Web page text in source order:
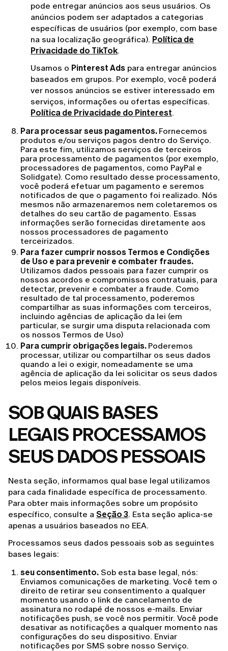
pode entregar anúncios aos seus usuários. Os
anúncios podem ser adaptados a categorias
específicas de usuários (por exemplo, com base
na sua localização geográfica). Política de
Privacidade do TikTok.
Usamos o Pinterest Ads para entregar anúncios
baseados em grupos. Por exemplo, você poderá
ver nossos anúncios se estiver interessado em
serviços, informações ou ofertas específicas.
Política de Privacidade do Pinterest.
Para processar seus pagamentos. Fornecemos
produtos e/ou serviços pagos dentro do Serviço.
Para este fim, utilizamos serviços de terceiros
para processamento de pagamentos (por exemplo,
processadores de pagamentos, como PayPal e
Solidgate). Como resultado desse processamento,
você poderá efetuar um pagamento e seremos
notificados de que o pagamento foi realizado. Nós
mesmos não armazenaremos nem coletaremos os
detalhes do seu cartão de pagamento. Essas
informações serão fornecidas diretamente aos
nossos processadores de pagamento
terceirizados.
Para fazer cumprir nossos Termos e Condições
de Uso e para prevenir e combater fraudes.
Utilizamos dados pessoais para fazer cumprir os
nossos acordos e compromissos contratuais, para
detectar, prevenir e combater a fraude. Como
resultado de tal processamento, poderemos
compartilhar as suas informações com terceiros,
incluindo agências de aplicação da lei (em
particular, se surgir uma disputa relacionada com
os nossos Termos de Uso)
Para cumprir obrigações legais. Poderemos
processar, utilizar ou compartilhar os seus dados
quando a lei o exigir, nomeadamente se uma
agência de aplicação da lei solicitar os seus dados
pelos meios legais disponíveis.
SOB QUAIS BASES
LEGAIS PROCESSAMOS
SEUS DADOS PESSOAIS
Nesta seção, informamos qual base legal utilizamos
para cada finalidade específica de processamento.
Para obter mais informações sobre um propósito
específico, consulte a Seção 3. Esta seção aplica-se
apenas a usuários baseados no EEA.
Processamos seus dados pessoais sob as seguintes
bases legais:
seu consentimento. Sob esta base legal, nós:
Enviamos comunicações de marketing. Você tem o
direito de retirar seu consentimento a qualquer
momento usando o link de cancelamento de
assinatura no rodapé de nossos e-mails. Enviar
notificações push, se você nos permitir. Você pode
desativar as notificações a qualquer momento nas
configurações do seu dispositivo. Enviar
notificações por SMS sobre nosso Serviço.